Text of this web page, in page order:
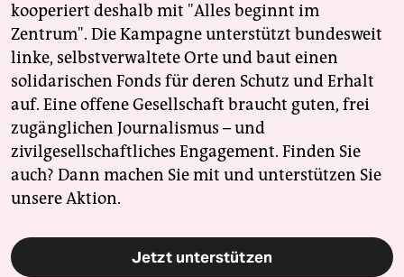
kooperiert deshalb mit "Alles beginnt im
Zentrum". Die Kampagne unterstützt bundesweit
linke, selbstverwaltete Orte und baut einen
solidarischen Fonds für deren Schutz und Erhalt
auf. Eine offene Gesellschaft braucht guten, frei
zugänglichen Journalismus – und
zivilgesellschaftliches Engagement. Finden Sie
auch? Dann machen Sie mit und unterstützen Sie
unsere Aktion.
Jetzt unterstützen